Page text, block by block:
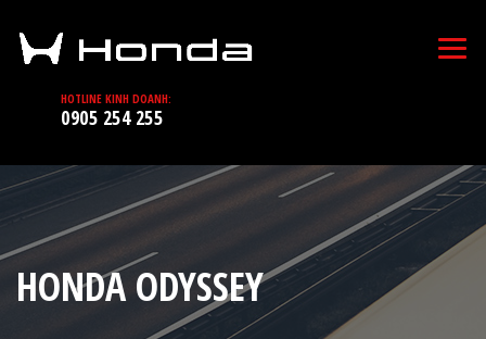
HOTLINE KINH DOANH:
0905 254 255
HONDA ODYSSEY